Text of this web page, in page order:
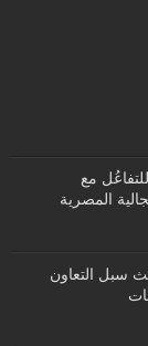
مع
المصرية
سبل التعاون